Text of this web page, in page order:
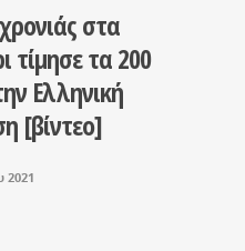
στα
τίμησε τα 200
Ελληνική
[βίντεο]
2021